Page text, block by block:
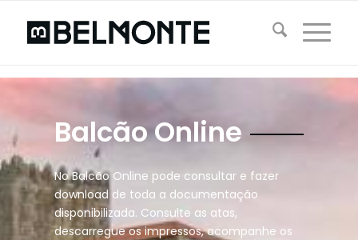
Balcão Online
No Balcão Online pode consultar e fazer
download de toda a documentação
disponibilizada. Consulte as atas,
descarregue os impressos, acompanhe os